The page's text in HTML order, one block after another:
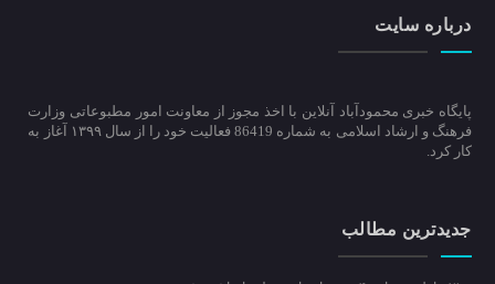
درباره سایت
پایگاه خبری محمودآباد آنلاین با اخذ مجوز از معاونت امور مطبوعاتی وزارت
فرهنگ و ارشاد اسلامی به شماره 86419 فعالیت خود را از سال ۱۳۹۹ آغاز به
کار کرد.
جدیدترین مطالب